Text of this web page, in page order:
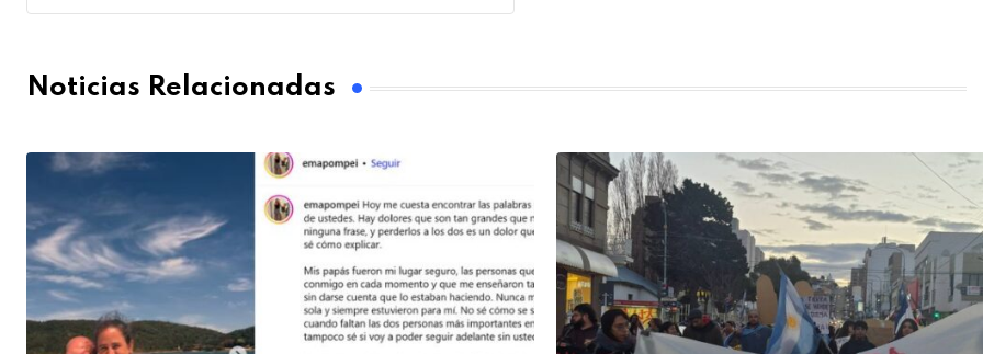
Noticias Relacionadas